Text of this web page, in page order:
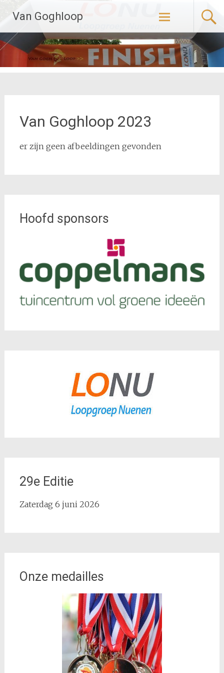
inhoud
springen
Van Goghloop
Van Goghloop 2023
er zijn geen afbeeldingen gevonden
Hoofd sponsors
29e Editie
Zaterdag 6 juni 2026
Onze medailles